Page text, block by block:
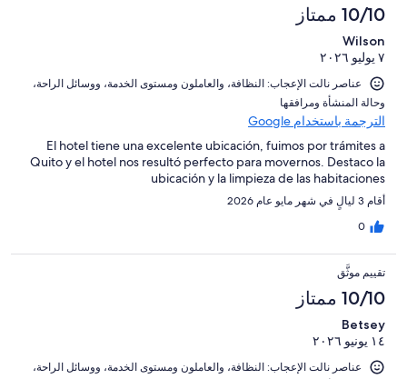
10/10 ممتاز
Wilson
٧ يوليو ٢٠٢٦
عناصر نالت الإعجاب: ⁦النظافة⁩، و⁦العاملون ومستوى الخدمة⁩، و⁦وسائل الراحة⁩،
و⁦حالة المنشأة ومرافقها⁩
الترجمة باستخدام Google
El hotel tiene una excelente ubicación, fuimos por trámites a
Quito y el hotel nos resultó perfecto para movernos. Destaco la
ubicación y la limpieza de las habitaciones
أقام 3 ليالٍ في شهر مايو عام 2026
0
تقييم موثَّق
10/10 ممتاز
Betsey
١٤ يونيو ٢٠٢٦
عناصر نالت الإعجاب: ⁦النظافة⁩، و⁦العاملون ومستوى الخدمة⁩، و⁦وسائل الراحة⁩،